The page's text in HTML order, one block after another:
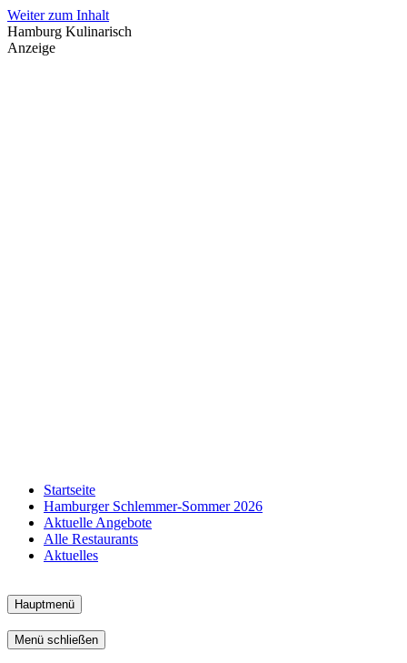
Weiter zum Inhalt
Hamburg Kulinarisch
Anzeige
Startseite
Hamburger Schlemmer-Sommer 2026
Aktuelle Angebote
Alle Restaurants
Aktuelles
Hauptmenü
Menü schließen